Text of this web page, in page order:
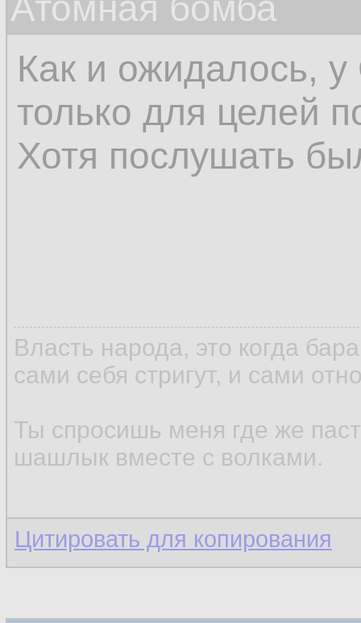
Как и ожидалось,
только для целей
Хотя послушать
Власть народа, это когда
сами себя стригут, и сами
Ты спросишь меня где же
шашлык вместе с волками.
Цитировать для копирования